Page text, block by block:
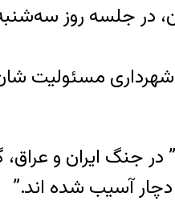
مسئولیت شان
جنگ ایران و
آسیب شده اند.”